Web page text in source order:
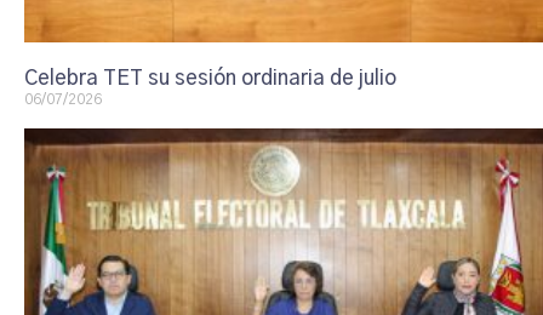
Celebra TET su sesión ordinaria de julio
06/07/2026